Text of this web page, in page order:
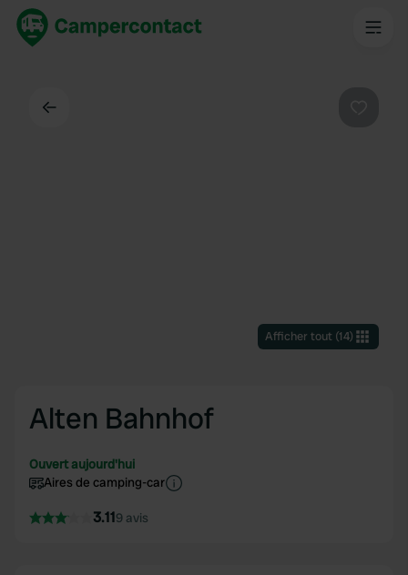
Afficher tout(14)
Alten Bahnhof
Ouvert aujourd'hui
Aires de camping-car
3.119 avis